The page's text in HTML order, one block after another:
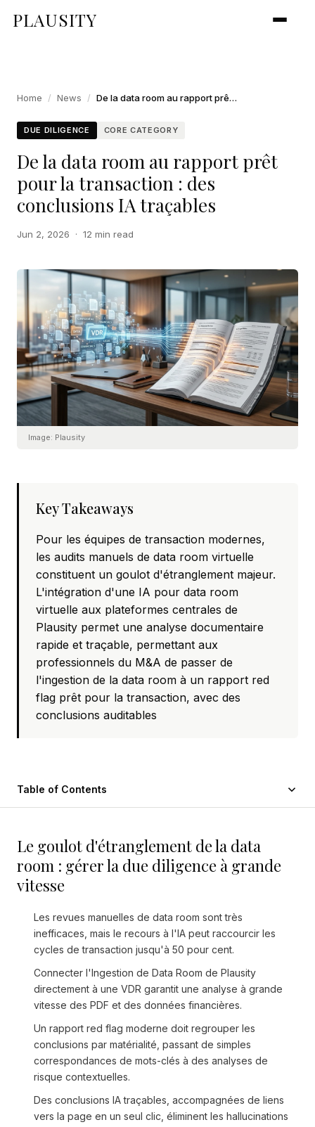
PLAUSITY
Home / News / De la data room au rapport prêt pour la transaction : des conclusions IA traçables
DUE DILIGENCE CORE CATEGORY
De la data room au rapport prêt
pour la transaction : des
conclusions IA traçables
Jun 2, 2026 · 12 min read
Image: Plausity
Key Takeaways
Pour les équipes de transaction modernes,
les audits manuels de data room virtuelle
constituent un goulot d'étranglement majeur.
L'intégration d'une IA pour data room
virtuelle aux plateformes centrales de
Plausity permet une analyse documentaire
rapide et traçable, permettant aux
professionnels du M&A de passer de
l'ingestion de la data room à un rapport red
flag prêt pour la transaction, avec des
conclusions auditables
Table of Contents
Le goulot d'étranglement de la data
room : gérer la due diligence à grande
vitesse
Les revues manuelles de data room sont très
inefficaces, mais le recours à l'IA peut raccourcir les
cycles de transaction jusqu'à 50 pour cent.
Connecter l'Ingestion de Data Room de Plausity
directement à une VDR garantit une analyse à grande
vitesse des PDF et des données financières.
Un rapport red flag moderne doit regrouper les
conclusions par matérialité, passant de simples
correspondances de mots-clés à des analyses de
risque contextuelles.
Des conclusions IA traçables, accompagnées de liens
vers la page en un seul clic, éliminent les hallucinations